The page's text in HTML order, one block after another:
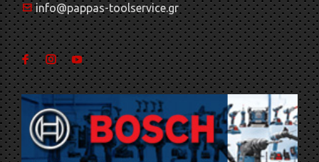
info@pappas-toolservice.gr